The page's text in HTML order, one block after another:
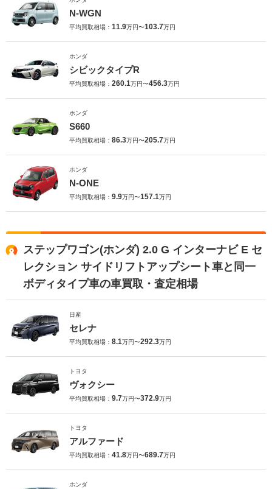
N-WGN
平均買取相場： 11.9万円〜103.7万円
ホンダ
シビックタイプR
平均買取相場： 260.1万円〜456.3万円
ホンダ
S660
平均買取相場： 86.3万円〜205.7万円
ホンダ
N-ONE
平均買取相場： 9.9万円〜157.1万円
ステップワゴン(ホンダ) 2.0 G インターナビ E セ
レクション サイドリフトアップシート車と同一
ボディタイプ車の車買取・査定相場
日産
セレナ
平均買取相場： 8.1万円〜292.3万円
トヨタ
ヴォクシー
平均買取相場： 9.7万円〜372.9万円
トヨタ
アルファード
平均買取相場： 41.8万円〜689.7万円
ホンダ